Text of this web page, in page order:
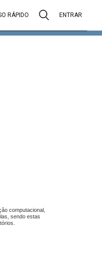
RÁPIDO ENTRAR
computacional,
sendo estas